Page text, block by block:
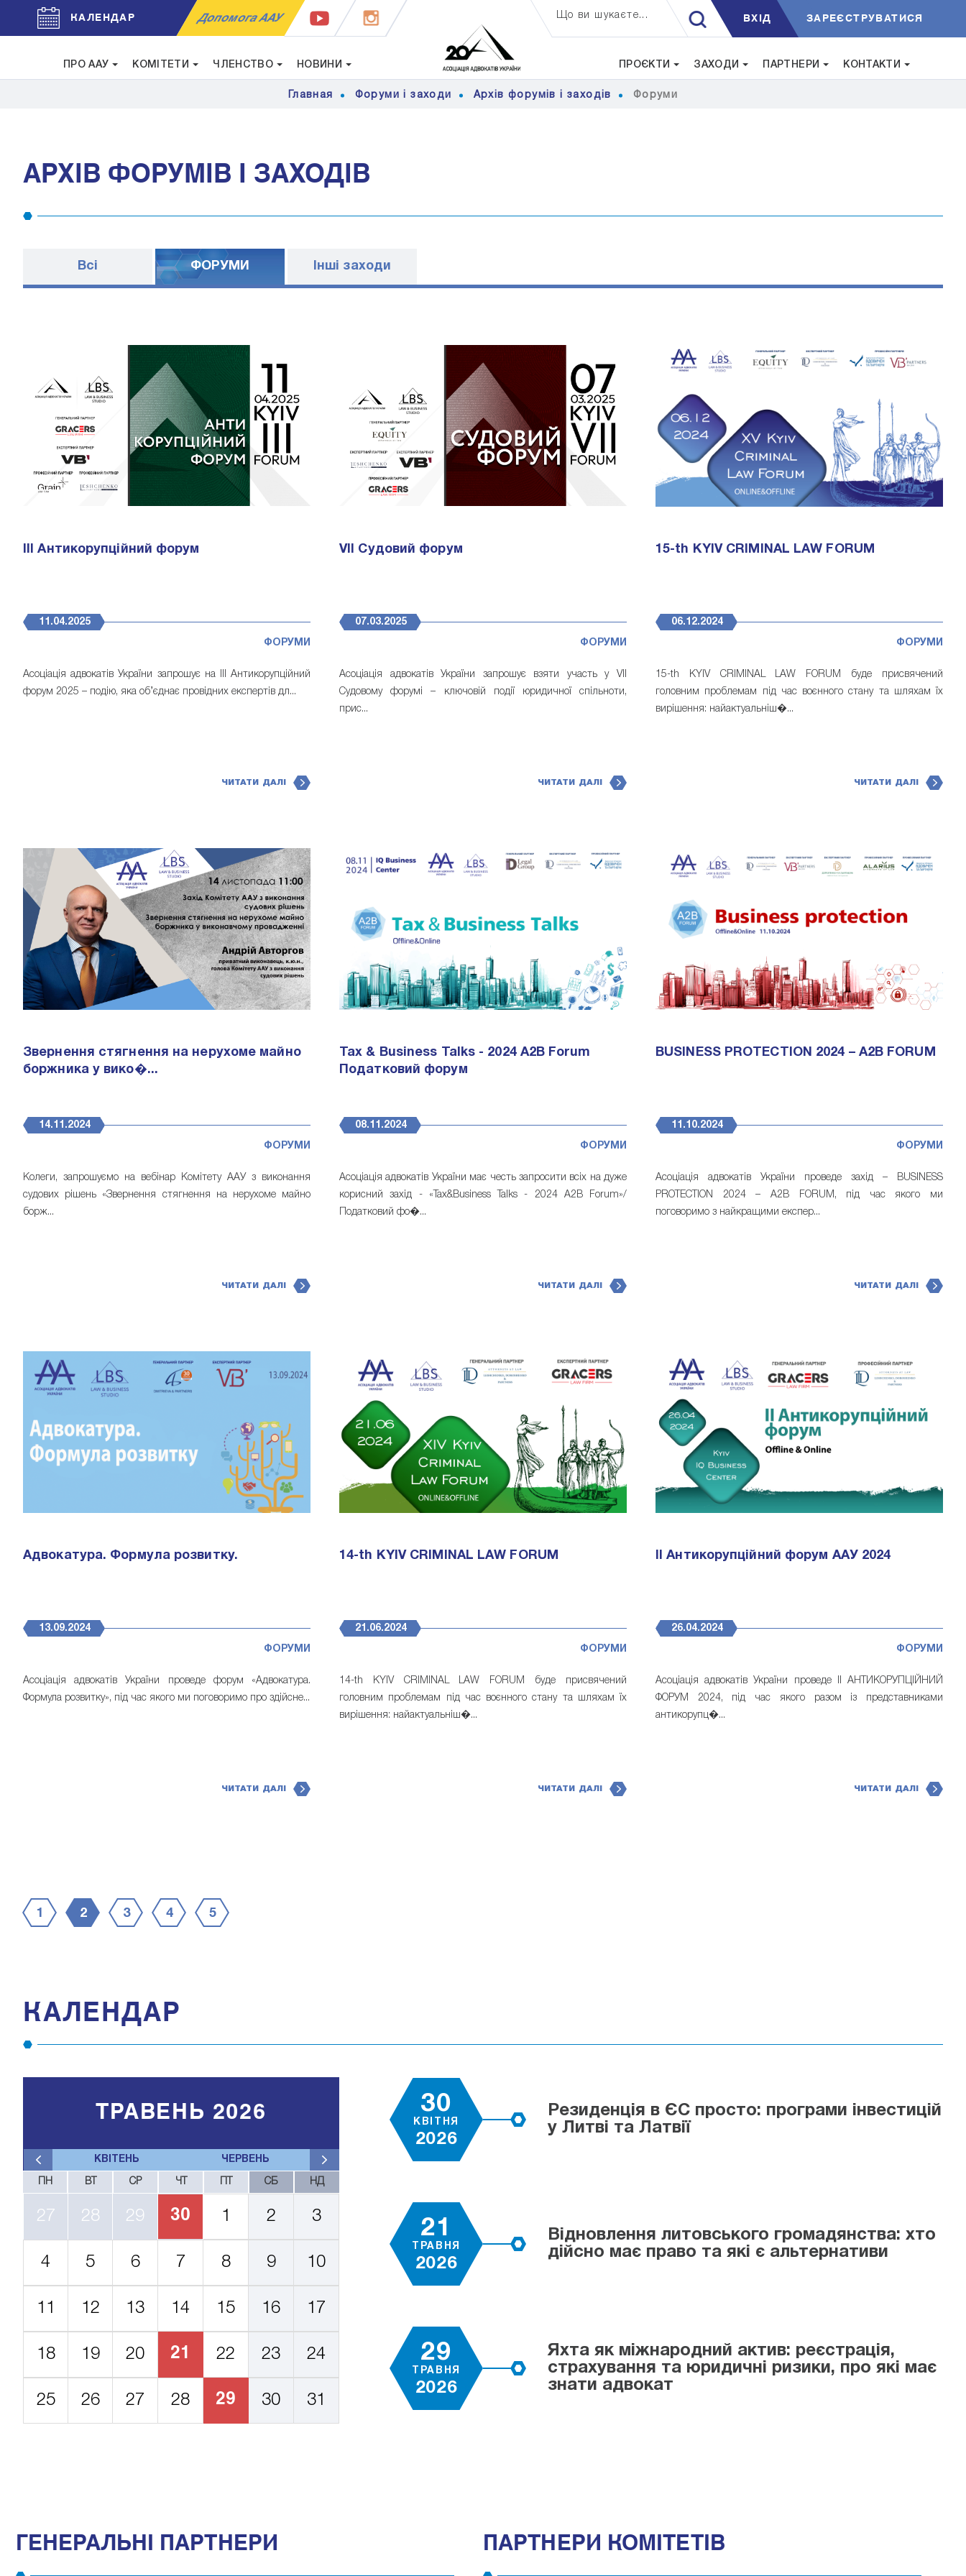
КАЛЕНДАР Допомога ААУ Що ви шукаєте... ВXIД ЗАРЕЄСТРУВАТИСЯ
ПРО ААУ КОМІТЕТИ ЧЛЕНСТВО НОВИНИ ПРОЄКТИ ЗАХОДИ ПАРТНЕРИ КОНТАКТИ
Главная Форуми і заходи Архів форумів і заходів Форуми
АРХІВ ФОРУМІВ І ЗАХОДІВ
Всі ФОРУМИ Iншi заходи
ІІІ Антикорупційний форум
11.04.2025
ФОРУМИ
Асоціація адвокатів України запрошує на IІI Антикорупційний
форум 2025 – подію, яка об’єднає провідних експертів дл...
ЧИТАТИ ДАЛІ
VII Судовий форум
07.03.2025
ФОРУМИ
Асоціація адвокатів України запрошує взяти участь у VII
Судовому форумі – ключовій події юридичної спільноти,
прис...
ЧИТАТИ ДАЛІ
15-th KYIV CRIMINAL LAW FORUM
06.12.2024
ФОРУМИ
15-th KYIV CRIMINAL LAW FORUM буде присвячений
головним проблемам під час воєнного стану та шляхам їх
вирішення: найактуальніш�...
ЧИТАТИ ДАЛІ
Звернення стягнення на нерухоме майно
боржника у вико�...
14.11.2024
ФОРУМИ
Колеги, запрошуємо на вебінар Комітету ААУ з виконання
судових рішень «Звернення стягнення на нерухоме майно
борж...
ЧИТАТИ ДАЛІ
Tax & Business Talks - 2024 A2B Forum
Податковий форум
08.11.2024
ФОРУМИ
Асоціація адвокатів України має честь запросити всіх на дуже
корисний захід - «Tax&Business Talks - 2024 A2B Forum»/
Податковий фо�...
ЧИТАТИ ДАЛІ
BUSINESS PROTECTION 2024 – A2B FORUM
11.10.2024
ФОРУМИ
Асоціація адвокатів України проведе захід – BUSINESS
PROTECTION 2024 – A2B FORUM, під час якого ми
поговоримо з найкращими експер...
ЧИТАТИ ДАЛІ
Адвокатура. Формула розвитку.
13.09.2024
ФОРУМИ
Асоціація адвокатів України проведе форум «Адвокатура.
Формула розвитку», під час якого ми поговоримо про здійсне...
ЧИТАТИ ДАЛІ
14-th KYIV CRIMINAL LAW FORUM
21.06.2024
ФОРУМИ
14-th KYIV CRIMINAL LAW FORUM буде присвячений
головним проблемам під час воєнного стану та шляхам їх
вирішення: найактуальніш�...
ЧИТАТИ ДАЛІ
II Антикорупційний форум ААУ 2024
26.04.2024
ФОРУМИ
Асоціація адвокатів України проведе II АНТИКОРУПЦІЙНИЙ
ФОРУМ 2024, під час якого разом із представниками
антикорупц�...
ЧИТАТИ ДАЛІ
1 2 3 4 5
КАЛЕНДАР
КВІТЕНЬ ЧЕРВЕНЬ
ТРАВЕНЬ 2026
ПН ВТ СР ЧТ СБ НД
27 28 29 30 1 2 3
4 5 6 7 8 9 10
11 12 13 14 15 16 17
18 19 20 21 22 23 24
25 26 27 28 29 30 31
30
КВІТНЯ
2026
Резиденція в ЄС просто: програми інвестицій
у Литві та Латвії
21
ТРАВНЯ
2026
Відновлення литовського громадянства: хто
дійсно має право та які є альтернативи
29
ТРАВНЯ
2026
Яхта як міжнародний актив: реєстрація,
страхування та юридичні ризики, про які має
знати адвокат
ГЕНЕРАЛЬНІ ПАРТНЕРИ ПАРТНЕРИ КОМІТЕТІВ